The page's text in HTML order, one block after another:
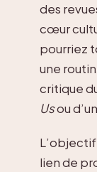
des
cœur
pourriez
une
critique
Usou
lien de